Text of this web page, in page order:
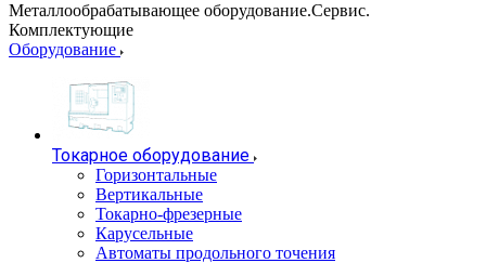
Металлообрабатывающее оборудование.Сервис.
Комплектующие
Оборудование
Токарное оборудование
Горизонтальные
Вертикальные
Токарно-фрезерные
Карусельные
Автоматы продольного точения